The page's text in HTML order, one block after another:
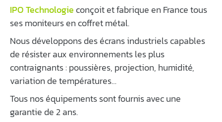
IPO Technologie conçoit et fabrique en France tous
ses moniteurs en coffret métal.
Nous développons des écrans industriels capables
de résister aux environnements les plus
contraignants : poussières, projection, humidité,
variation de températures…
Tous nos équipements sont fournis avec une
garantie de 2 ans.